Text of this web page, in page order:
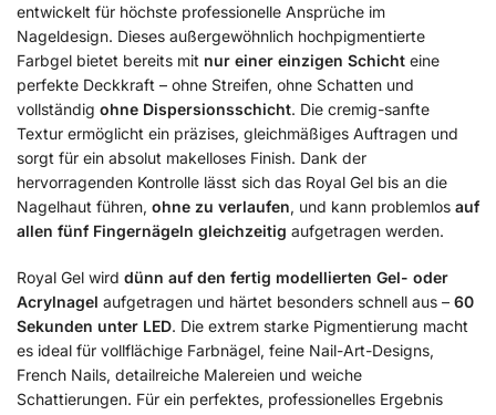
entwickelt für höchste professionelle Ansprüche im
Nageldesign. Dieses außergewöhnlich hochpigmentierte
Farbgel bietet bereits mit nur einer einzigen Schicht eine
perfekte Deckkraft – ohne Streifen, ohne Schatten und
vollständig ohne Dispersionsschicht. Die cremig-sanfte
Textur ermöglicht ein präzises, gleichmäßiges Auftragen und
sorgt für ein absolut makelloses Finish. Dank der
hervorragenden Kontrolle lässt sich das Royal Gel bis an die
Nagelhaut führen, ohne zu verlaufen, und kann problemlos auf
allen fünf Fingernägeln gleichzeitig aufgetragen werden.
Royal Gel wird dünn auf den fertig modellierten Gel- oder
Acrylnagel aufgetragen und härtet besonders schnell aus – 60
Sekunden unter LED. Die extrem starke Pigmentierung macht
es ideal für vollflächige Farbnägel, feine Nail-Art-Designs,
French Nails, detailreiche Malereien und weiche
Schattierungen. Für ein perfektes, professionelles Ergebnis